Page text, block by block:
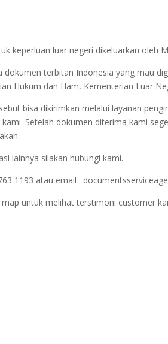
keperluan luar negeri dikeluarkan oleh
dokumen terbitan Indonesia yang mau
Hukum dan Ham, Kementerian Luar
bisa dikirimkan melalui layanan
Setelah dokumen diterima kami
lainnya silakan hubungi kami.
1193 atau email :
untuk melihat terstimoni customer